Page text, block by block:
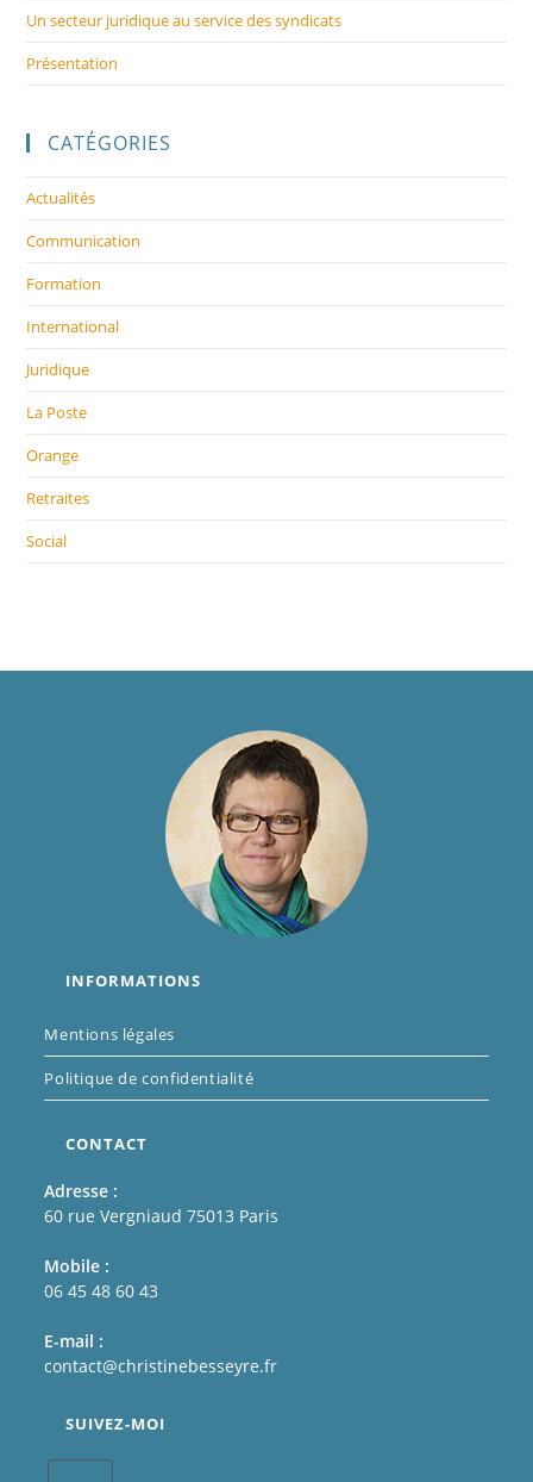
Un secteur juridique au service des syndicats
Présentation
CATÉGORIES
Actualités
Communication
Formation
International
Juridique
La Poste
Orange
Retraites
Social
INFORMATIONS
Mentions légales
Politique de confidentialité
CONTACT
Adresse :
60 rue Vergniaud 75013 Paris
Mobile :
06 45 48 60 43
E-mail :
contact@christinebesseyre.fr
SUIVEZ-MOI